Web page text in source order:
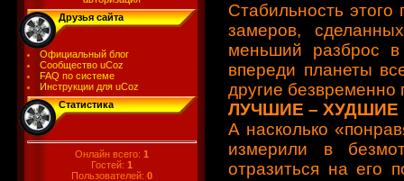
Друзья сайта
Официальный блог
Сообщество uCoz
FAQ по системе
Инструкции для uCoz
Статистика
Онлайн всего: 1
Гостей: 1
Пользователей: 0
Стабильность
замеров,
меньший разброс
впереди планеты
другие безвременно
ЛУЧШИЕ – ХУДШИЕ
А насколько
измерили в
отразиться на его